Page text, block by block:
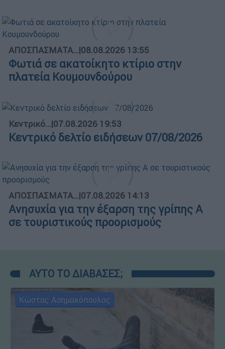
ΑΠΟΣΠΑΣΜΑΤΑ...|08.08.2026 13:55
Φωτιά σε ακατοίκητο κτίριο στην
πλατεία Κουμουνδούρου
Κεντρικό...|07.08.2026 19:53
Κεντρικό δελτίο ειδήσεων 07/08/2026
ΑΠΟΣΠΑΣΜΑΤΑ...|07.08.2026 14:13
Ανησυχία για την έξαρση της γρίπης Α
σε τουριστικούς προορισμούς
ΑΥΤΟ ΤΟ ΔΙΑΒΑΣΕΣ;
Κώστας Ασημακόπουλος